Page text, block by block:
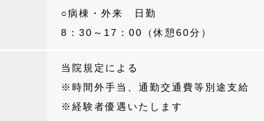
○病棟・外来 日勤
8：30～17：00（休憩60分）
当院規定による
※時間外手当、通勤交通費等別途支給
※経験者優遇いたします